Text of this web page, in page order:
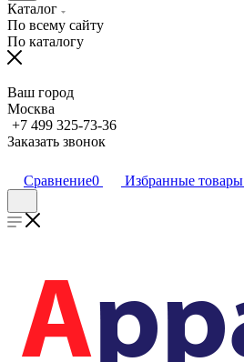
Каталог
По всему сайту
По каталогу
Ваш город
Москва
+7 499 325-73-36
Заказать звонок
Сравнение0 Избранные товары